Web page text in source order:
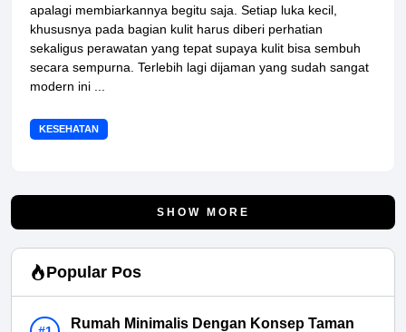
apalagi membiarkannya begitu saja. Setiap luka kecil,
khususnya pada bagian kulit harus diberi perhatian
sekaligus perawatan yang tepat supaya kulit bisa sembuh
secara sempurna. Terlebih lagi dijaman yang sudah sangat
modern ini ...
KESEHATAN
SHOW MORE
Popular Pos
Rumah Minimalis Dengan Konsep Taman